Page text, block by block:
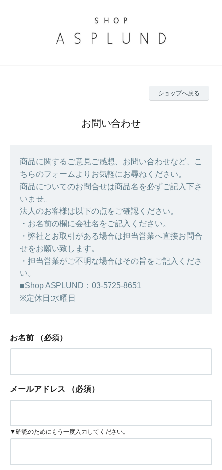
ショップへ戻る
お問い合わせ
商品に関するご意見ご感想、お問い合わせなど、こ
ちらのフォームよりお気軽にお尋ねください。
商品についてのお問合せは商品名を必ずご記入下さ
いませ。
法人のお客様は以下の点をご確認ください。
・お名前の欄に会社名をご記入ください。
・弊社とお取引がある場合は担当営業へ直接お問合
せをお願い致します。
・担当営業がご不明な場合はその旨をご記入くださ
い。
■Shop ASPLUND：03-5725-8651
※定休日:水曜日
お名前 （必須）
メールアドレス （必須）
▼確認のためにもう一度入力してください。